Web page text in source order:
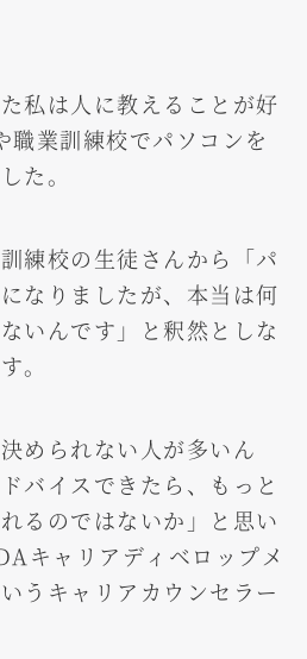
私は人に教えることが好
職業訓練校でパソコンを
た。
練校の生徒さんから「パ
なりましたが、本当は何
いんです」と釈然としな
。
められない人が多いん
バイスできたら、もっと
るのではないか」と思い
キャリアディベロップメ
うキャリアカウンセラー